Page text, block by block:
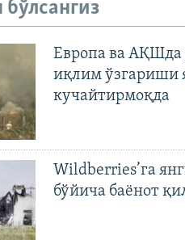
Европа ва АҚШда
иқлим ўзгариши
кучайтирмоқда
Wildberries’га
бўйича баёнот